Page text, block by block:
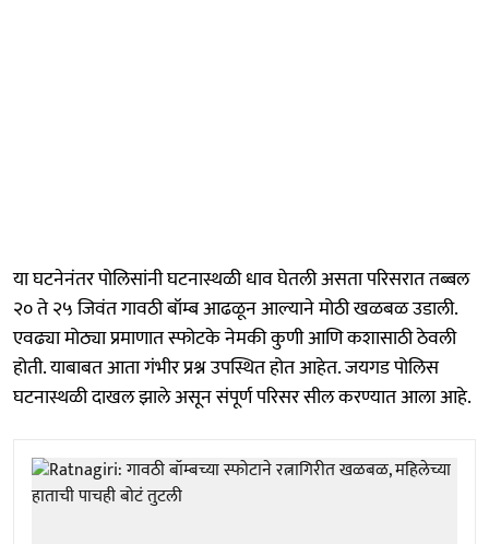
या घटनेनंतर पोलिसांनी घटनास्थळी धाव घेतली असता परिसरात तब्बल
२० ते २५ जिवंत गावठी बॉम्ब आढळून आल्याने मोठी खळबळ उडाली.
एवढ्या मोठ्या प्रमाणात स्फोटके नेमकी कुणी आणि कशासाठी ठेवली
होती. याबाबत आता गंभीर प्रश्न उपस्थित होत आहेत. जयगड पोलिस
घटनास्थळी दाखल झाले असून संपूर्ण परिसर सील करण्यात आला आहे.